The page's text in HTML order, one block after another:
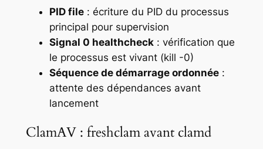
PID file: écriture du PID du processus
principal pour supervision
Signal 0 healthcheck: vérification que
le processus est vivant (kill -0)
Séquence de démarrage ordonnée:
attente des dépendances avant
lancement
ClamAV : freshclam avant clamd